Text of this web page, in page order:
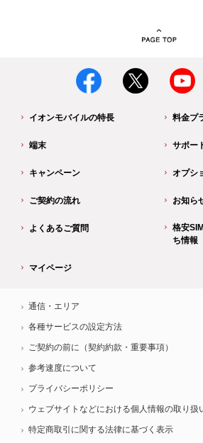
イオンモバイルの特長 料金プ
端末 サポー
キャンペーン オプシ
ご契約の流れ お知ら
よくあるご質問
格安
ち情報
マイページ
通信・エリア
各種サービスの設定方法
ご契約の前に（契約約款・重要事項）
参考速度について
プライバシーポリシー
ウェブサイトなどにおける個人情報の取り扱
特定商取引に関する法律に基づく表示